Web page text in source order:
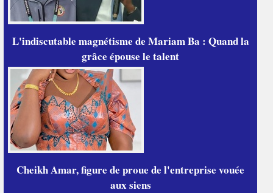
L'indiscutable magnétisme de Mariam Ba : Quand la
grâce épouse le talent
Cheikh Amar, figure de proue de l'entreprise vouée
aux siens